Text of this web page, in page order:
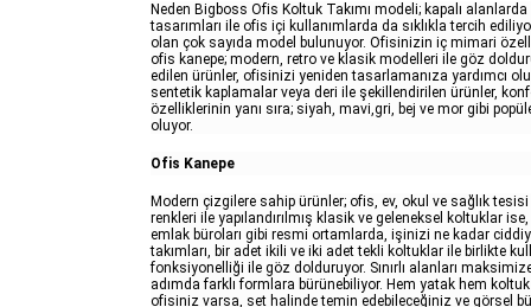
Neden Bigboss Ofis Koltuk Takımı modeli; kapalı
tasarımları ile ofis içi kullanımlarda da sıklıkla tercih
olan çok sayıda model bulunuyor. Ofisinizin iç mimari
ofis kanepe; modern, retro ve klasik modelleri ile göz
edilen ürünler, ofisinizi yeniden tasarlamanıza yardımcı
sentetik kaplamalar veya deri ile şekillendirilen ürünler,
özelliklerinin yanı sıra; siyah, mavi,gri, bej ve mor gibi
oluyor.
Ofis Kanepe
Modern çizgilere sahip ürünler; ofis, ev, okul ve sağlık
renkleri ile yapılandırılmış klasik ve geleneksel koltuklar
emlak büroları gibi resmi ortamlarda, işinizi ne kadar
takımları, bir adet ikili ve iki adet tekli koltuklar ile birlikte
fonksiyonelliği ile göz dolduruyor. Sınırlı alanları
adımda farklı formlara bürünebiliyor. Hem yatak hem
ofisiniz varsa, set halinde temin edebileceğiniz ve görsel